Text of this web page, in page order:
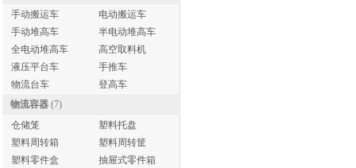
手动搬运车
电动搬运车
手动堆高车
半电动堆高车
全电动堆高车
高空取料机
液压平台车
手推车
物流台车
登高车
物流容器 (7)
仓储笼
塑料托盘
塑料周转箱
塑料周转筐
塑料零件盒
抽屉式零件箱